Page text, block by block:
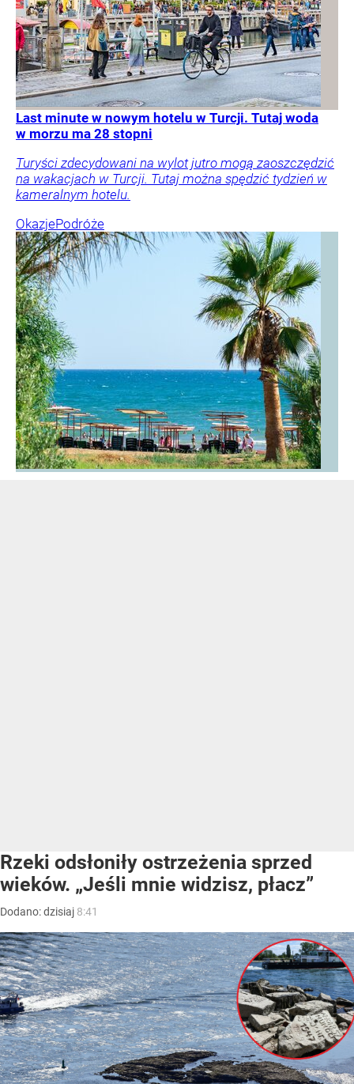
Last minute w nowym hotelu w Turcji. Tutaj woda
w morzu ma 28 stopni
Turyści zdecydowani na wylot jutro mogą zaoszczędzić
na wakacjach w Turcji. Tutaj można spędzić tydzień w
kameralnym hotelu.
OkazjePodróże
Rzeki odsłoniły ostrzeżenia sprzed
wieków. „Jeśli mnie widzisz, płacz”
Dodano:dzisiaj 8:41